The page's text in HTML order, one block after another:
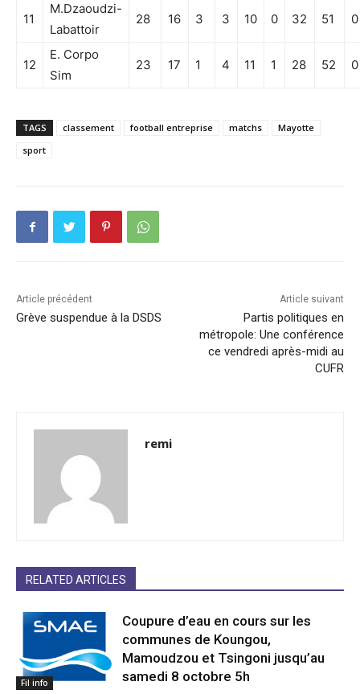
11
M.Dzaoudzi-
Labattoir
28 16 3 3 10 0 32 51 0
12
E. Corpo
Sim
23 17 1 4 11 1 28 52 0
TAGS classement football entreprise matchs
Mayotte
sport
Article précédent
Grève suspendue à la DSDS
Article suivant
Partis politiques en
métropole: Une conférence
ce vendredi après-midi au
CUFR
remi
RELATED ARTICLES
Fil info
Coupure d’eau en cours sur les
communes de Koungou,
Mamoudzou et Tsingoni jusqu’au
samedi 8 octobre 5h